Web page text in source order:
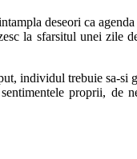
deseori ca
la sfarsitul unei zile
individul trebuie sa-si
proprii, de